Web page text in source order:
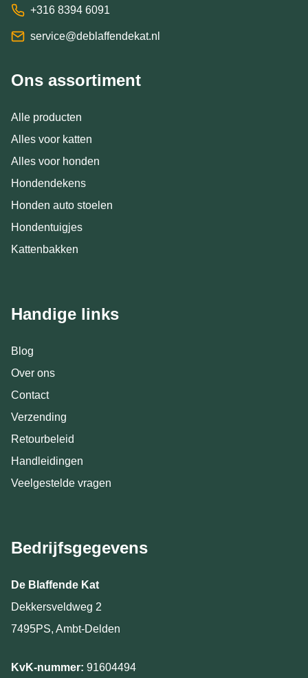
+316 8394 6091
service@deblaffendekat.nl
Ons assortiment
Alle producten
Alles voor katten
Alles voor honden
Hondendekens
Honden auto stoelen
Hondentuigjes
Kattenbakken
Handige links
Blog
Over ons
Contact
Verzending
Retourbeleid
Handleidingen
Veelgestelde vragen
Bedrijfsgegevens
De Blaffende Kat
Dekkersveldweg 2
7495PS, Ambt-Delden
KvK-nummer: 91604494